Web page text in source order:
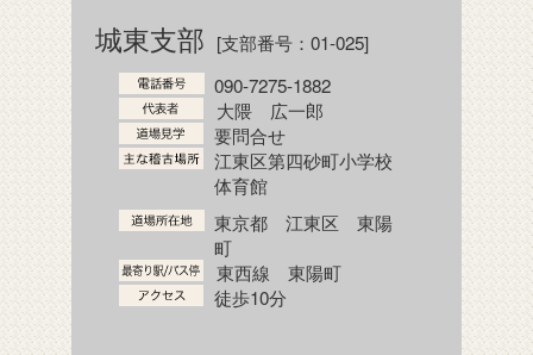
城東支部 [支部番号：01-025]
090-7275-1882
大隈 広一郎
要問合せ
江東区第四砂町小学校
体育館
東京都 江東区 東陽
町
東西線 東陽町
徒歩10分